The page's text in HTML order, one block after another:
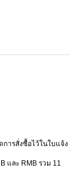
ารสั่งซื้อไว้ในใบแจ้ง
และ RMB รวม 11